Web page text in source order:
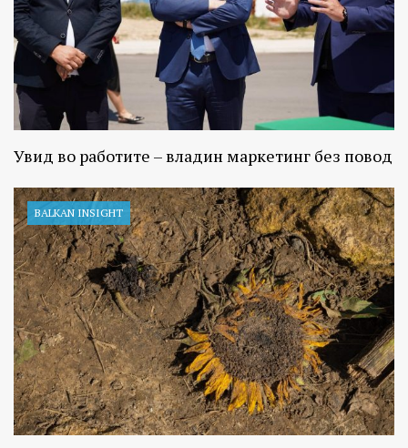
Увид во работите – владин маркетинг без повод
BALKAN INSIGHT